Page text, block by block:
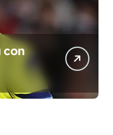
con